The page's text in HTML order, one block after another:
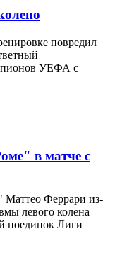
повредил
УЕФА с
в матче с
Феррари из-
левого колена
поединок Лиги